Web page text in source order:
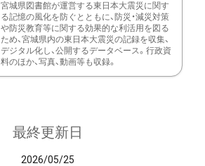
宮城県図書館が運営する東日本大震災に関す
る記憶の風化を防ぐとともに、防災・減災対策
や防災教育等に関する効果的な利活用を図る
ため、宮城県内の東日本大震災の記録を収集、
デジタル化し、公開するデータベース。行政資
料のほか、写真、動画等も収録。
最終更新日
2026/05/25